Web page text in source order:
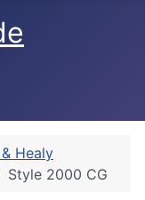
Healy
Style 2000 CG